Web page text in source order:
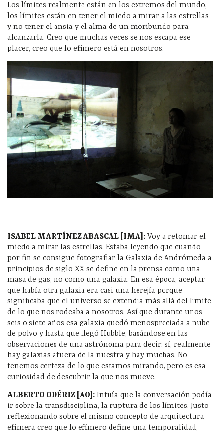
Los límites realmente están en los extremos del mundo,
los límites están en tener el miedo a mirar a las estrellas
y no tener el ansia y el alma de un moribundo para
alcanzarla. Creo que muchas veces se nos escapa ese
placer, creo que lo efímero está en nosotros.
ISABEL MARTÍNEZ ABASCAL [IMA]: Voy a retomar el
miedo a mirar las estrellas. Estaba leyendo que cuando
por fin se consigue fotografiar la Galaxia de Andrómeda a
principios de siglo XX se define en la prensa como una
masa de gas, no como una galaxia. En esa época, aceptar
que había otra galaxia era casi una herejía porque
significaba que el universo se extendía más allá del límite
de lo que nos rodeaba a nosotros. Así que durante unos
seis o siete años esa galaxia quedó menospreciada a nube
de polvo y hasta que llegó Hubble, basándose en las
observaciones de una astrónoma para decir: sí, realmente
hay galaxias afuera de la nuestra y hay muchas. No
tenemos certeza de lo que estamos mirando, pero es esa
curiosidad de descubrir la que nos mueve.
ALBERTO ODÉRIZ [AO] : Intuía que la conversación podía
ir sobre la transdisciplina, la ruptura de los límites. Justo
reflexionando sobre el mismo concepto de arquitectura
efímera creo que lo efímero define una temporalidad,